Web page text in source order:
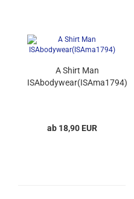
A Shirt Man
ISAbodywear(ISAma1794)
ab 18,90 EUR